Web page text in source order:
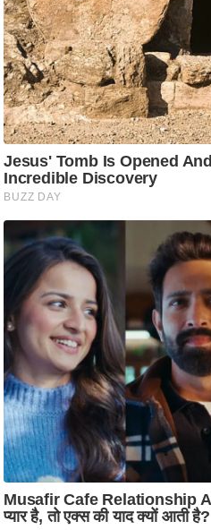
भ
ए
म
.
आ
र
.
आ
ई
.
चा
प
र
स
मी
क्षा
ध
र्म
ज्यो
ति
ष